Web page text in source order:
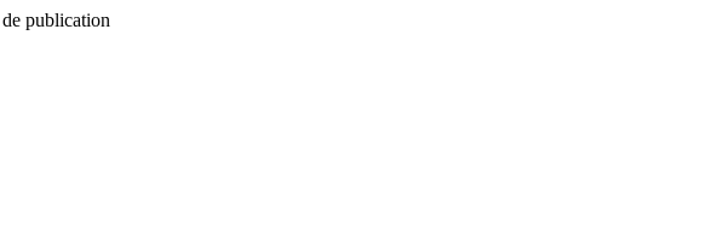
de publication